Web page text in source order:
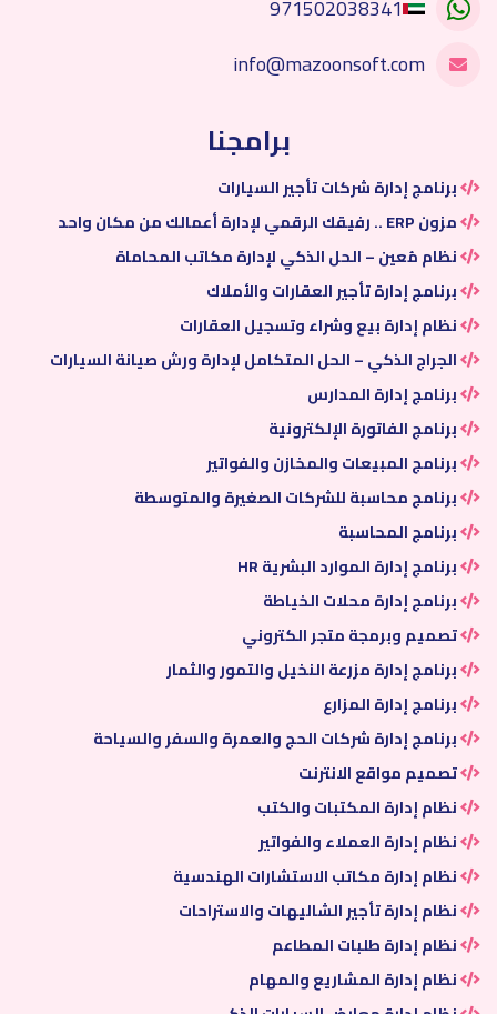
971502038341
info@mazoonsoft.com
برامجنا
برنامج إدارة شركات تأجير السيارات
مزون ERP .. رفيقك الرقمي لإدارة أعمالك من مكان واحد
نظام مُعين – الحل الذكي لإدارة مكاتب المحاماة
برنامج إدارة تأجير العقارات والأملاك
نظام إدارة بيع وشراء وتسجيل العقارات
الجراج الذكي – الحل المتكامل لإدارة ورش صيانة السيارات
برنامج إدارة المدارس
برنامج الفاتورة الإلكترونية
برنامج المبيعات والمخازن والفواتير
برنامج محاسبة للشركات الصغيرة والمتوسطة
برنامج المحاسبة
برنامج إدارة الموارد البشرية HR
برنامج إدارة محلات الخياطة
تصميم وبرمجة متجر الكتروني
برنامج إدارة مزرعة النخيل والتمور والثمار
برنامج إدارة المزارع
برنامج إدارة شركات الحج والعمرة والسفر والسياحة
تصميم مواقع الانترنت
نظام إدارة المكتبات والكتب
نظام إدارة العملاء والفواتير
نظام إدارة مكاتب الاستشارات الهندسية
نظام إدارة تأجير الشاليهات والاستراحات
نظام إدارة طلبات المطاعم
نظام إدارة المشاريع والمهام